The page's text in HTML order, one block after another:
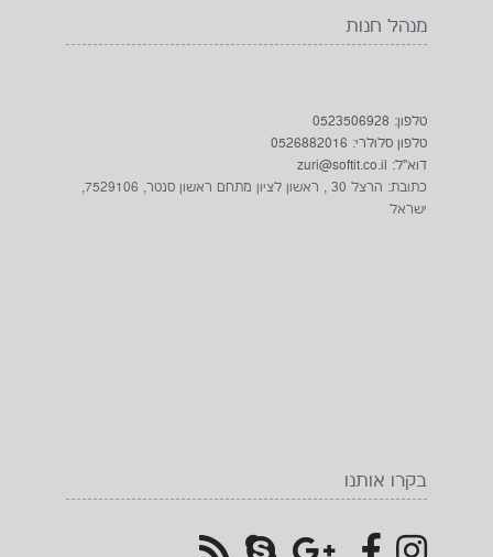
מנהל חנות
טלפון: 0523506928
טלפון סלולרי: 0526882016
דוא"ל: zuri@softit.co.il
כתובת: הרצל 30 , ראשון לציון מתחם ראשון סנטר, 7529106,
ישראל
בקרו אותנו